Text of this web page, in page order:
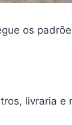
os
livraria e